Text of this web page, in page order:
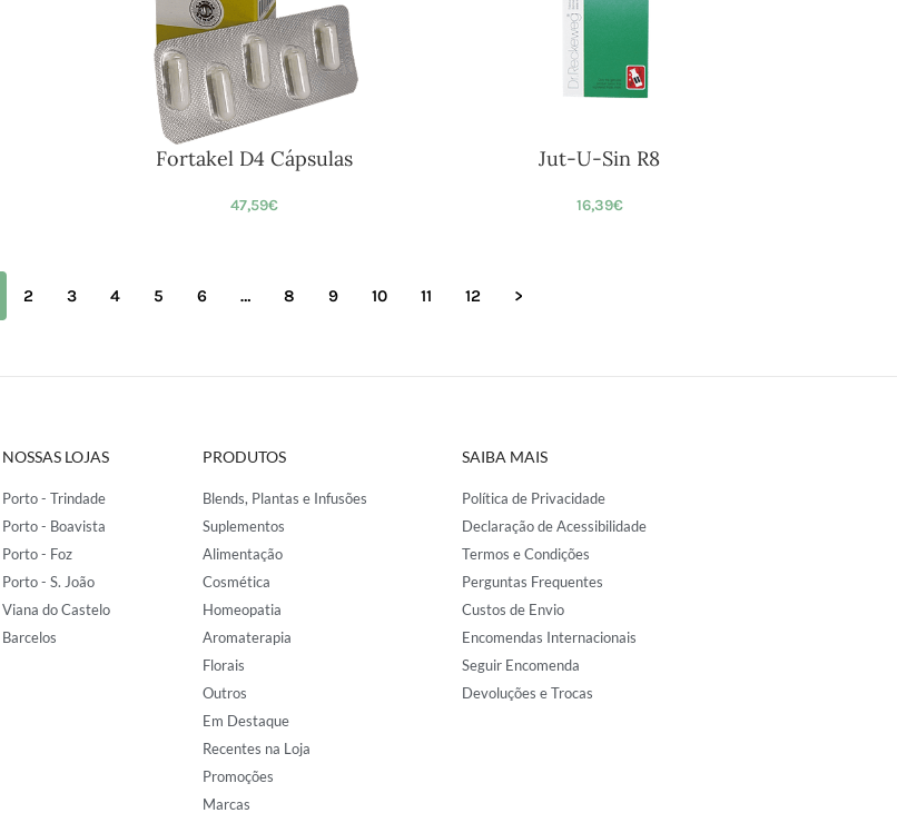
Fortakel D4 Cápsulas
47,59€
Jut-U-Sin R8
16,39€
2 3 4 5 6 … 8 9 10 11 12 >
NOSSAS LOJAS
Porto - Trindade
Porto - Boavista
Porto - Foz
Porto - S. João
Viana do Castelo
Barcelos
PRODUTOS
Blends, Plantas e Infusões
Suplementos
Alimentação
Cosmética
Homeopatia
Aromaterapia
Florais
Outros
Em Destaque
Recentes na Loja
Promoções
Marcas
SAIBA MAIS
Política de Privacidade
Declaração de Acessibilidade
Termos e Condições
Perguntas Frequentes
Custos de Envio
Encomendas Internacionais
Seguir Encomenda
Devoluções e Trocas